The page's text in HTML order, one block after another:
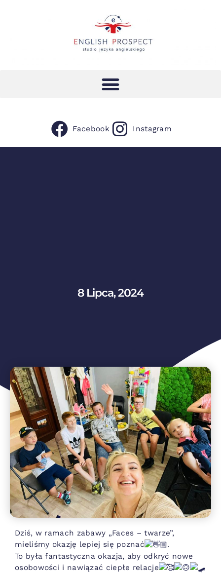
Facebook Instagram
8 Lipca, 2024
Dziś, w ramach zabawy „Faces – twarze”,
mieliśmy okazję lepiej się poznać
.
To była fantastyczna okazja, aby odkryć nowe
osobowości i nawiązać ciepłe relacje